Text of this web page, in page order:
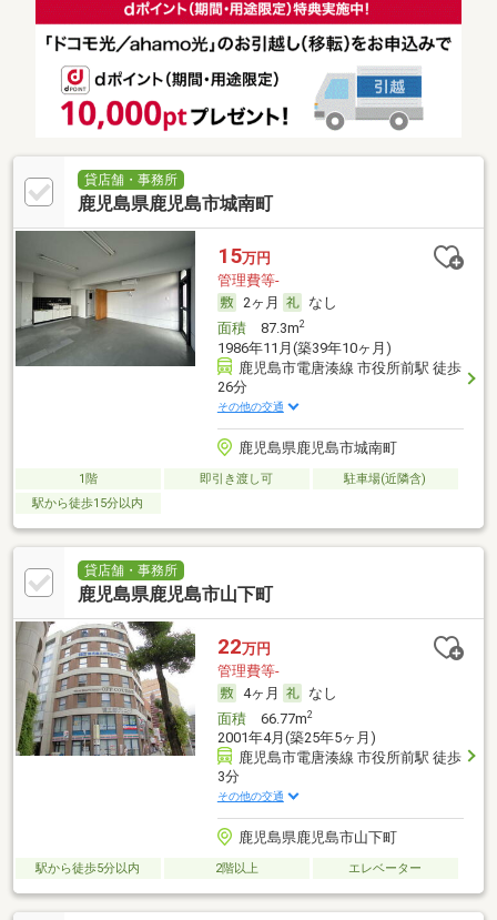
貸店舗・事務所
鹿児島県鹿児島市城南町
15万円
管理費等-
2ヶ月
なし
面積87.3m2
1986年11月(築39年10ヶ月)
鹿児島市電唐湊線 市役所前駅 徒歩
26分
その他の交通
鹿児島県鹿児島市城南町
1階 即引き渡し可
駐車場(近隣含)
駅から徒歩15分以内
貸店舗・事務所
鹿児島県鹿児島市山下町
22万円
管理費等-
4ヶ月
なし
面積66.77m2
2001年4月(築25年5ヶ月)
鹿児島市電唐湊線 市役所前駅 徒歩
3分
その他の交通
鹿児島県鹿児島市山下町
駅から徒歩5分以内 2階以上 エレベーター